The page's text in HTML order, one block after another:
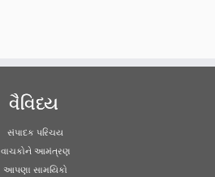
વૈવિધ્ય
સંપાદક પરિચય
વાચકોને આમંત્રણ
આપણા સામયિકો